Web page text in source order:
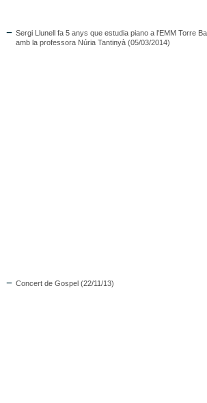
Sergi Llunell fa 5 anys que estudia piano a l'EMM Torre
amb la professora Núria Tantinyà (05/03/2014)
Concert de Gospel (22/11/13)